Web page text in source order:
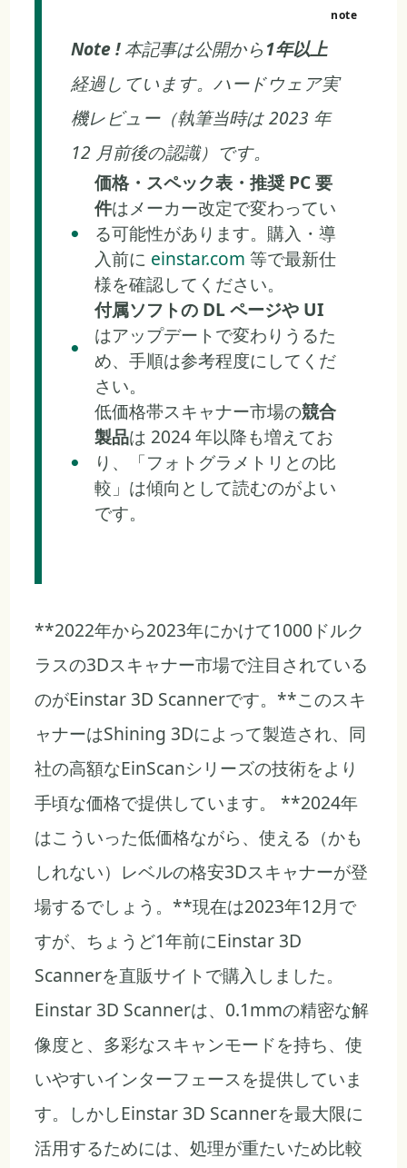
Note !本記事は公開から1年以上
経過しています。ハードウェア実
機レビュー（執筆当時は 2023 年
12 月前後の認識）です。
価格・スペック表・推奨 PC 要
件はメーカー改定で変わってい
る可能性があります。購入・導
入前に einstar.com 等で最新仕
様を確認してください。
付属ソフトの DL ページや UI
はアップデートで変わりうるた
め、手順は参考程度にしてくだ
さい。
低価格帯スキャナー市場の競合
製品は 2024 年以降も増えてお
り、「フォトグラメトリとの比
較」は傾向として読むのがよい
です。
**2022年から2023年にかけて1000ドルク
ラスの3Dスキャナー市場で注目されている
のがEinstar 3D Scannerです。**このスキ
ャナーはShining 3Dによって製造され、同
社の高額なEinScanシリーズの技術をより
手頃な価格で提供しています。 **2024年
はこういった低価格ながら、使える（かも
しれない）レベルの格安3Dスキャナーが登
場するでしょう。**現在は2023年12月で
すが、ちょうど1年前にEinstar 3D
Scannerを直販サイトで購入しました。
Einstar 3D Scannerは、0.1mmの精密な解
像度と、多彩なスキャンモードを持ち、使
いやすいインターフェースを提供していま
す。しかしEinstar 3D Scannerを最大限に
活用するためには、処理が重たいため比較